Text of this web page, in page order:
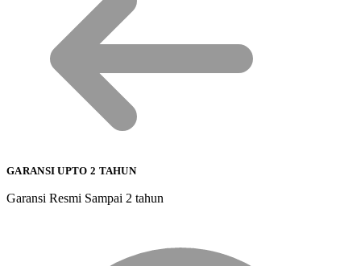
GARANSI UPTO 2 TAHUN
Garansi Resmi Sampai 2 tahun